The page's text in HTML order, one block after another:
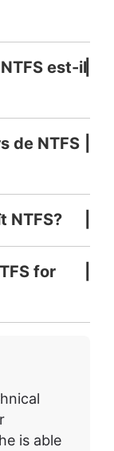
est-il
de NTFS
NTFS?
for
is able